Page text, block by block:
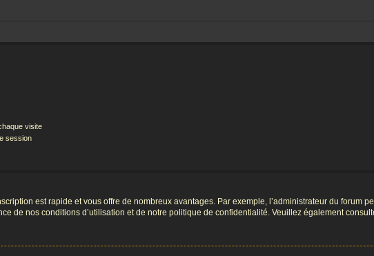
visite
session
est rapide et vous offre de nombreux avantages. Par exemple, l’administrateur du forum
de nos conditions d’utilisation et de notre politique de confidentialité. Veuillez également